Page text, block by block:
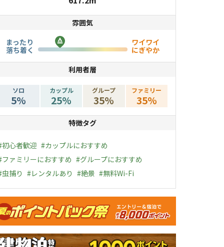
雰囲気
まったり
落ち着く
ワイワイ
にぎやか
利用者層
ソロ
5%
カップル
25%
グループ
35%
ファミリー
35%
特徴タグ
初心者歓迎 #カップルにおすすめ
ファミリーにおすすめ #グループにおすすめ
虫捕り #レンタルあり #絶景 #無料Wi-Fi
ペーン